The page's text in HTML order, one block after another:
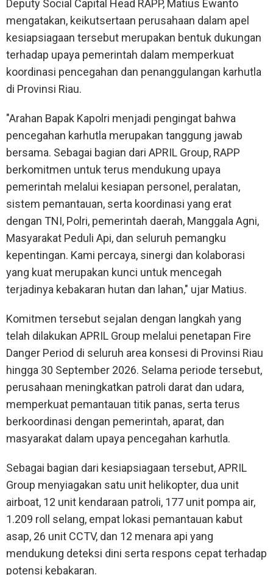
Deputy Social Capital Head RAPP, Matius Ewanto
mengatakan, keikutsertaan perusahaan dalam apel
kesiapsiagaan tersebut merupakan bentuk dukungan
terhadap upaya pemerintah dalam memperkuat
koordinasi pencegahan dan penanggulangan karhutla
di Provinsi Riau.
"Arahan Bapak Kapolri menjadi pengingat bahwa
pencegahan karhutla merupakan tanggung jawab
bersama. Sebagai bagian dari APRIL Group, RAPP
berkomitmen untuk terus mendukung upaya
pemerintah melalui kesiapan personel, peralatan,
sistem pemantauan, serta koordinasi yang erat
dengan TNI, Polri, pemerintah daerah, Manggala Agni,
Masyarakat Peduli Api, dan seluruh pemangku
kepentingan. Kami percaya, sinergi dan kolaborasi
yang kuat merupakan kunci untuk mencegah
terjadinya kebakaran hutan dan lahan," ujar Matius.
Komitmen tersebut sejalan dengan langkah yang
telah dilakukan APRIL Group melalui penetapan Fire
Danger Period di seluruh area konsesi di Provinsi Riau
hingga 30 September 2026. Selama periode tersebut,
perusahaan meningkatkan patroli darat dan udara,
memperkuat pemantauan titik panas, serta terus
berkoordinasi dengan pemerintah, aparat, dan
masyarakat dalam upaya pencegahan karhutla.
Sebagai bagian dari kesiapsiagaan tersebut, APRIL
Group menyiagakan satu unit helikopter, dua unit
airboat, 12 unit kendaraan patroli, 177 unit pompa air,
1.209 roll selang, empat lokasi pemantauan kabut
asap, 26 unit CCTV, dan 12 menara api yang
mendukung deteksi dini serta respons cepat terhadap
potensi kebakaran.